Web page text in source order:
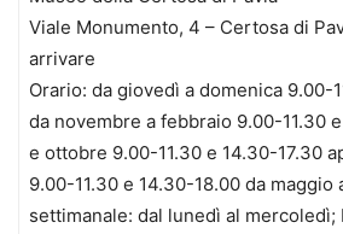
Viale Monumento, 4 – Certosa di
arrivare
Orario: da giovedì a domenica 9.00-
da novembre a febbraio 9.00-11.30
e ottobre 9.00-11.30 e 14.30-17.30
9.00-11.30 e 14.30-18.00 da maggio
settimanale: dal lunedì al mercoledì;